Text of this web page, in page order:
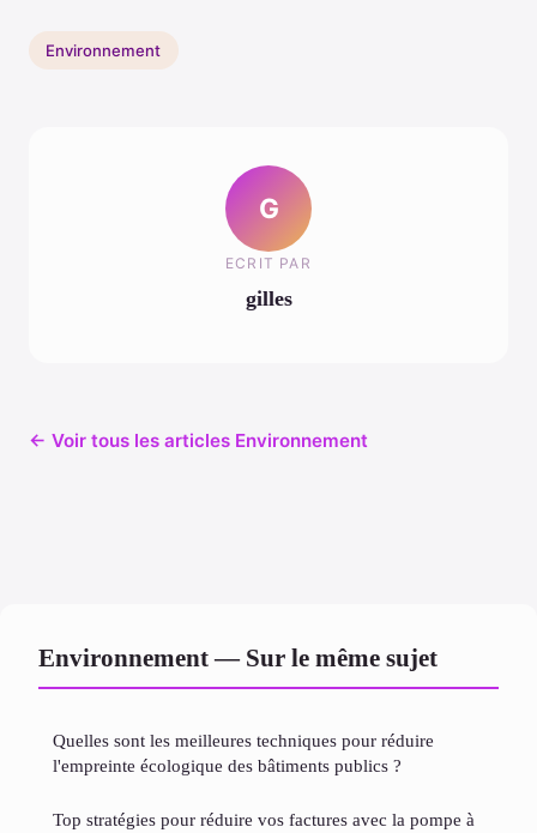
Environnement
G
ECRIT PAR
gilles
← Voir tous les articles Environnement
Environnement — Sur le même sujet
Quelles sont les meilleures techniques pour réduire
l'empreinte écologique des bâtiments publics ?
Top stratégies pour réduire vos factures avec la pompe à